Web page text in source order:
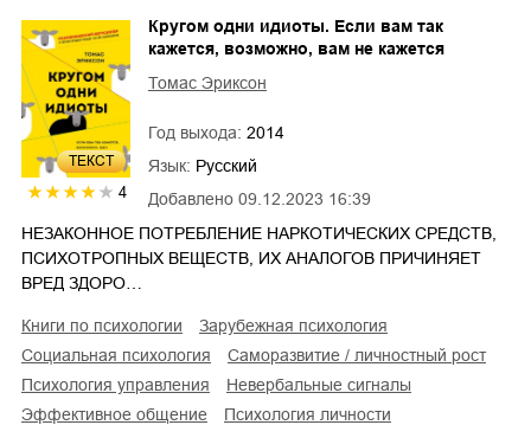
ТЕКСТ
4 Добавлено 09.12.2023 16:39
Кругом одни идиоты. Если вам так
кажется, возможно, вам не кажется
Томас Эриксон
Год выхода: 2014
Язык: Русский
НЕЗАКОННОЕ ПОТРЕБЛЕНИЕ НАРКОТИЧЕСКИХ СРЕДСТВ,
ПСИХОТРОПНЫХ ВЕЩЕСТВ, ИХ АНАЛОГОВ ПРИЧИНЯЕТ
ВРЕД ЗДОРО…
книги по психологии
зарубежная психология
социальная психология
саморазвитие / личностный рост
психология управления
невербальные сигналы
эффективное общение
психология личности